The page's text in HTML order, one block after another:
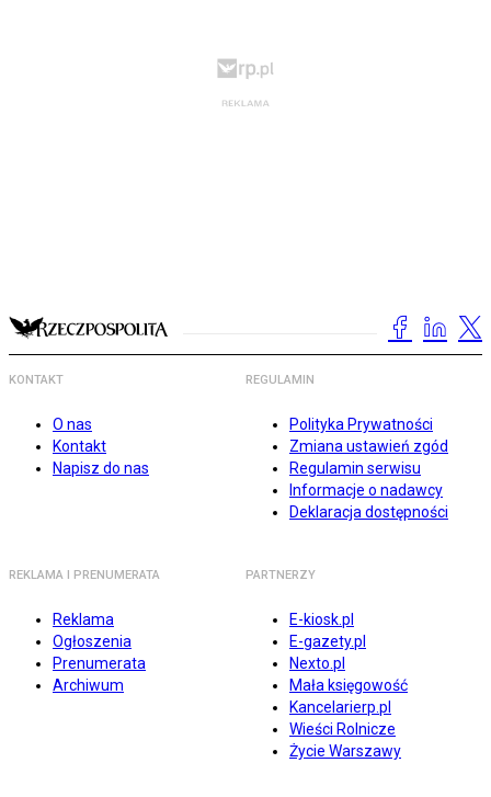
KONTAKT
O nas
Kontakt
Napisz do nas
REGULAMIN
Polityka Prywatności
Zmiana ustawień zgód
Regulamin serwisu
Informacje o nadawcy
Deklaracja dostępności
REKLAMA I PRENUMERATA
Reklama
Ogłoszenia
Prenumerata
Archiwum
PARTNERZY
E-kiosk.pl
E-gazety.pl
Nexto.pl
Mała księgowość
Kancelarierp.pl
Wieści Rolnicze
Życie Warszawy